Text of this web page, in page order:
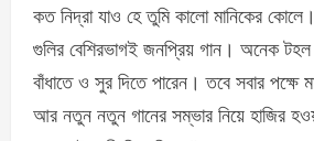
কত নিদ্রা যাও হে তুমি কালো মানিকের
গুলির বেশিরভাগই জনপ্রিয় গান। অনেক টহল
বাঁধাতে ও সুর দিতে পারেন। তবে সবার পক্ষে
আর নতুন নতুন গানের সম্ভার নিয়ে হাজির